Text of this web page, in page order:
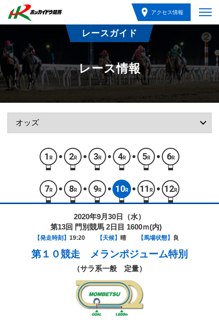
アクセス情報
レースガイド
レース情報
1 R 2R 3R 4R 5R 6R
7 R 8R 9R 10R 11 R 12R
2020年9月30日（水）
第13回 門別競馬 2日目 1600ｍ(内)
【発走時刻】 19:20 【天候】 晴 【馬場状態】 良
第１０競走 メランポジューム特別
（サラ系一般 定量）